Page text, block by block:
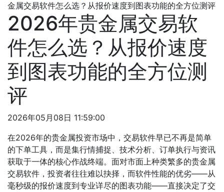
金属交易软件怎么选？从报价速度到图表功能的全方位测评
2026年贵金属交易软
件怎么选？从报价速度
到图表功能的全方位测
评
2026年05月08日 11:59:00
在2026年的贵金属投资市场中，交易软件早已不再是简单
的下单工具，而是集行情捕捉、技术分析、订单执行与资讯
获取于一体的核心作战终端。面对市面上种类繁多的贵金属
交易软件，投资者往往难以抉择，而软件性能的优劣——从
毫秒级的报价速度到专业详尽的图表功能——直接决定了交